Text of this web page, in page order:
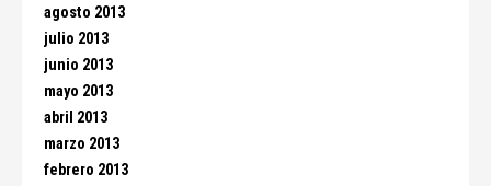
agosto 2013
julio 2013
junio 2013
mayo 2013
abril 2013
marzo 2013
febrero 2013